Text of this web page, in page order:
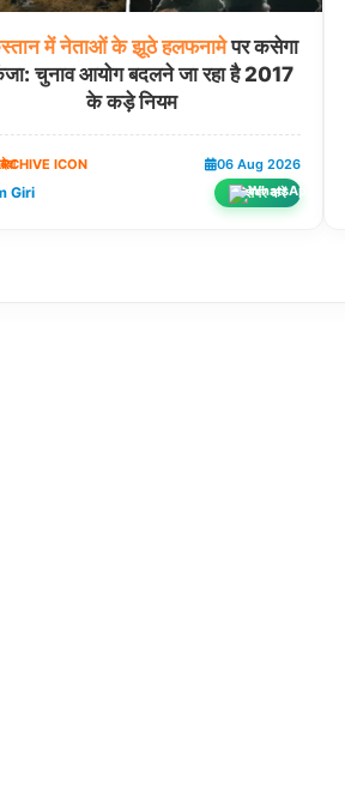
में नेताओं के झूठे हलफनामेपर कसेगा
चुनाव आयोग बदलने जा रहा है 2017
के कड़े नियम
06 Aug 2026
Giri शेयर करें